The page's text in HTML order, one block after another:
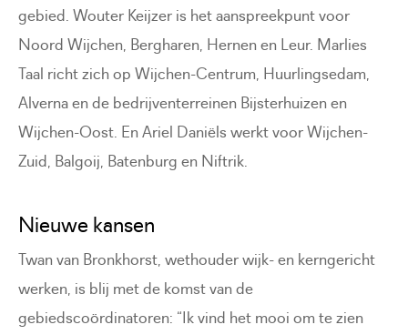
gebied. Wouter Keijzer is het aanspreekpunt voor
Noord Wijchen, Bergharen, Hernen en Leur. Marlies
Taal richt zich op Wijchen-Centrum, Huurlingsedam,
Alverna en de bedrijventerreinen Bijsterhuizen en
Wijchen-Oost. En Ariel Daniëls werkt voor Wijchen-
Zuid, Balgoij, Batenburg en Niftrik.
Nieuwe kansen
Twan van Bronkhorst, wethouder wijk- en kerngericht
werken, is blij met de komst van de
gebiedscoördinatoren: “Ik vind het mooi om te zien